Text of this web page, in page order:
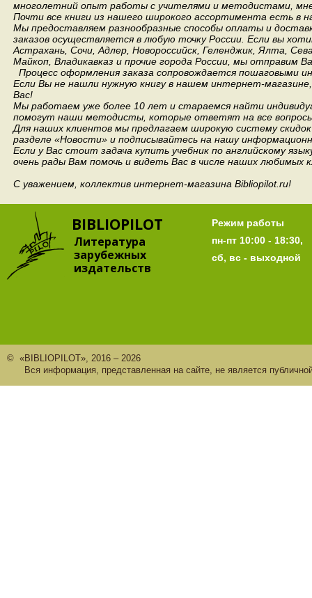
многолетний опыт работы с учителями и методистами,
Почти все книги из нашего широкого ассортимента есть в
Мы предоставляем разнообразные способы оплаты и
заказов осуществляется в любую точку России. Если вы
Астрахань, Сочи, Адлер, Новороссийск, Геленджик, Ялта,
Майкоп, Владикавказ и прочие города России, мы отправим
Процесс оформления заказа сопровождается пошаговыми
Если Вы не нашли нужную книгу в нашем интернет-
Вас!
Мы работаем уже более 10 лет и стараемся найти
помогут наши методисты, которые ответят на все
Для наших клиентов мы предлагаем широкую систему
разделе «Новости» и подписывайтесь на нашу
Если у Вас стоит задача купить учебник по английскому
очень рады Вам помочь и видеть Вас в числе наших любимых
С уважением, коллектив интернет-магазина Bibliopilot.ru!
BIBLIOPILOT
Литература
зарубежных
издательств
Режим работы
пн-пт 10:00 - 18:30,
сб, вс - выходной
© «BIBLIOPILOT», 2016 – 2026
Вся информация, представленная на сайте, не является